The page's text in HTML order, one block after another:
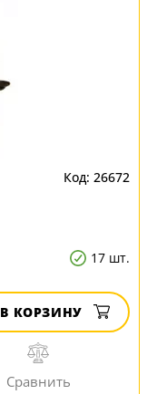
26672
17 шт.
В КОРЗИНУ